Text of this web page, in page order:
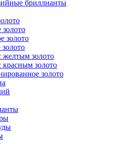
бриллианты
золото
желтым золото
красным золото
золото